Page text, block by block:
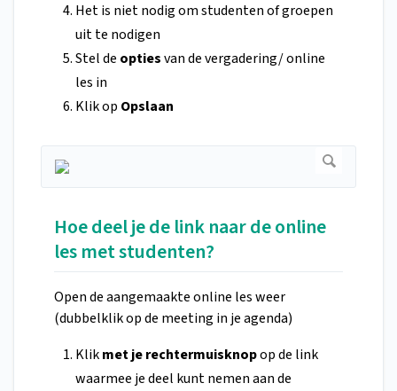
Het is niet nodig om studenten of groepen
uit te nodigen
Stel de optiesvan de vergadering/ online
les in
Klik op Opslaan
Hoe deel je de link naar de online
les met studenten?
Open de aangemaakte online les weer
(dubbelklik op de meeting in je agenda)
Klikmet je rechtermuisknopop de link
waarmee je deel kunt nemen aan de